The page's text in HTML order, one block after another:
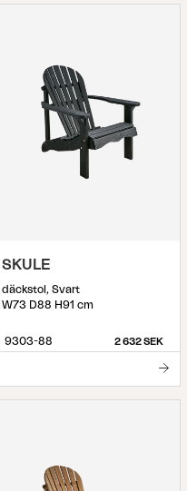
SKULE
däckstol, Svart
W73 D88 H91 cm
9303-88 2 632 SEK